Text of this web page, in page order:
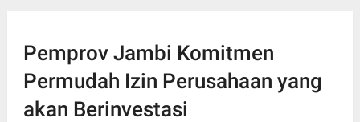
Pemprov Jambi Komitmen
Permudah Izin Perusahaan yang
akan Berinvestasi